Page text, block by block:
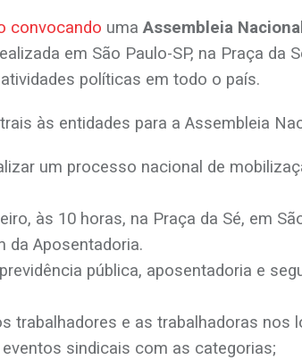
convocando uma Assembleia
em São Paulo-SP, na Praça
políticas em todo o país.
às entidades para a Assembleia
um processo nacional de
às 10 horas, na Praça da Sé, em
da Aposentadoria.
pública, aposentadoria e
trabalhadores e as trabalhadoras nos
sindicais com as categorias;